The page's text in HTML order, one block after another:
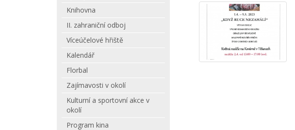
Knihovna
II. zahraniční odboj
Víceúčelové hřiště
Kalendář
Florbal
Zajímavosti v okolí
Kulturní a sportovní akce v
okolí
Program kina